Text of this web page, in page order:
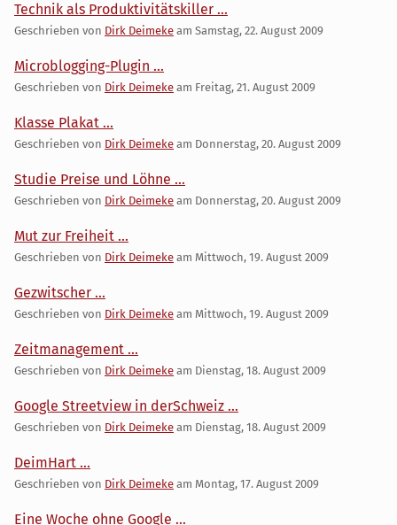
Technik als Produktivitätskiller ...
Geschrieben von Dirk Deimeke am Samstag, 22. August 2009
Microblogging-Plugin ...
Geschrieben von Dirk Deimeke am Freitag, 21. August 2009
Klasse Plakat ...
Geschrieben von Dirk Deimeke am Donnerstag, 20. August 2009
Studie Preise und Löhne ...
Geschrieben von Dirk Deimeke am Donnerstag, 20. August 2009
Mut zur Freiheit ...
Geschrieben von Dirk Deimeke am Mittwoch, 19. August 2009
Gezwitscher ...
Geschrieben von Dirk Deimeke am Mittwoch, 19. August 2009
Zeitmanagement ...
Geschrieben von Dirk Deimeke am Dienstag, 18. August 2009
Google Streetview in derSchweiz ...
Geschrieben von Dirk Deimeke am Dienstag, 18. August 2009
DeimHart ...
Geschrieben von Dirk Deimeke am Montag, 17. August 2009
Eine Woche ohne Google ...